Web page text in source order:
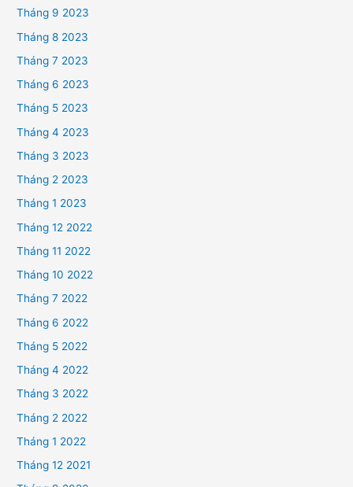
Tháng 9 2023
Tháng 8 2023
Tháng 7 2023
Tháng 6 2023
Tháng 5 2023
Tháng 4 2023
Tháng 3 2023
Tháng 2 2023
Tháng 1 2023
Tháng 12 2022
Tháng 11 2022
Tháng 10 2022
Tháng 7 2022
Tháng 6 2022
Tháng 5 2022
Tháng 4 2022
Tháng 3 2022
Tháng 2 2022
Tháng 1 2022
Tháng 12 2021